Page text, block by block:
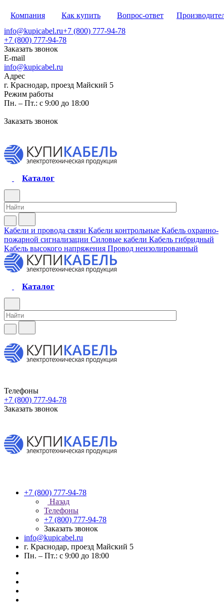
Компания Как купить Вопрос-ответ
info@kupicabel.ru+7 (800) 777-94-78
+7 (800) 777-94-78
Заказать звонок
E-mail
info@kupicabel.ru
Адрес
г. Краснодар, проезд Майский 5
Режим работы
Пн. – Пт.: с 9:00 до 18:00
Заказать звонок
Каталог
Кабели и провода связи Кабели контрольные Кабель охранно-
пожарной сигнализации Силовые кабели Кабель гибридный
Кабель высокого напряжения Провод неизолированный
Каталог
Телефоны
+7 (800) 777-94-78
Заказать звонок
+7 (800) 777-94-78
Назад
Телефоны
+7 (800) 777-94-78
Заказать звонок
info@kupicabel.ru
г. Краснодар, проезд Майский 5
Пн. – Пт.: с 9:00 до 18:00